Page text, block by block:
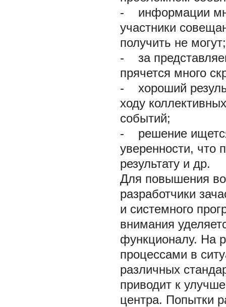
-
информации
участники
получить не могут;
-
за
прячется много
-
хороший
ходу
событий;
-
решение
уверенности, что
результату и др.
Для повышения
разработчики
и системного
внимания
функционалу. На
процессами в
различных
приводит к
центра. Попытки